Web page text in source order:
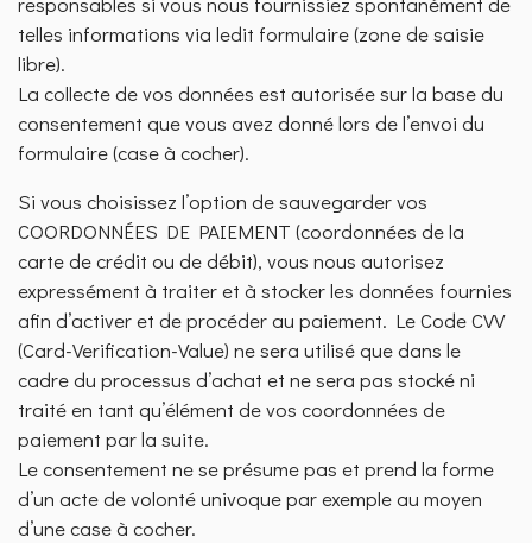
telles informations via ledit formulaire (zone de saisie
libre).
La collecte de vos données est autorisée sur la base du
consentement que vous avez donné lors de l’envoi du
formulaire (case à cocher).
Si vous choisissez l’option de sauvegarder vos
COORDONNÉES DE PAIEMENT (coordonnées de la
carte de crédit ou de débit), vous nous autorisez
expressément à traiter et à stocker les données fournies
afin d’activer et de procéder au paiement. Le Code CVV
(Card-Verification-Value) ne sera utilisé que dans le
cadre du processus d’achat et ne sera pas stocké ni
traité en tant qu’élément de vos coordonnées de
paiement par la suite.
Le consentement ne se présume pas et prend la forme
d’un acte de volonté univoque par exemple au moyen
d’une case à cocher.